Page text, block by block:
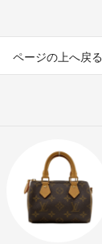
ページの上へ戻る